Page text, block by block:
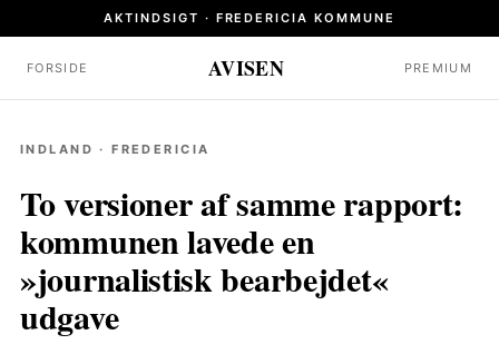
AKTINDSIGT · FREDERICIA KOMMUNE
FORSIDE AVISEN PREMIUM
INDLAND · FREDERICIA
To versioner af samme rapport:
kommunen lavede en
»journalistisk bearbejdet«
udgave